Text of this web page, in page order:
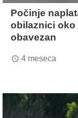
Počinje
obilaznici oko
obavezan
access_time 4 meseca